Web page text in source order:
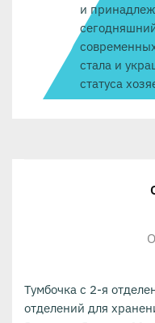
и
стала и
статуса
Тумбочка с 2-я
отделений для